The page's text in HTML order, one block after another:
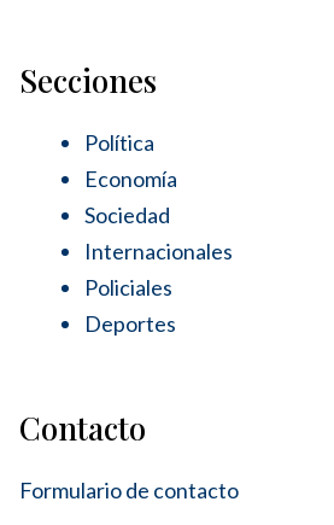
Secciones
Política
Economía
Sociedad
Internacionales
Policiales
Deportes
Contacto
Formulario de contacto